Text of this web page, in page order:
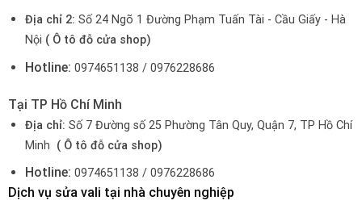
Địa chỉ 2: Số 24 Ngõ 1 Đường Phạm Tuấn Tài - Cầu Giấy - Hà
Nội ( Ô tô đỗ cửa shop)
Hotline: 0974651138 / 0976228686
Tại TP Hồ Chí Minh
Địa chỉ: Số 7 Đường số 25 Phường Tân Quy, Quận 7, TP Hồ Chí
Minh ( Ô tô đỗ cửa shop)
Hotline: 0974651138 / 0976228686
Dịch vụ sửa vali tại nhà chuyên nghiệp